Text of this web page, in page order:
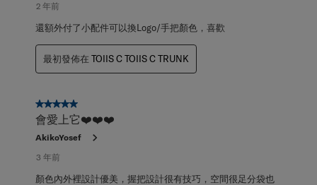
2 年前
還額外付了小配件可以換Logo/手把顏色，喜歡
最初發佈在 TOIIS C TOIIS C TRUNK
5星，共5星。
會愛上它❤️❤️❤️
AkikoYosef
3 年前
顏色內外裡設計優美，握把設計很有技巧，空間很足分袋也